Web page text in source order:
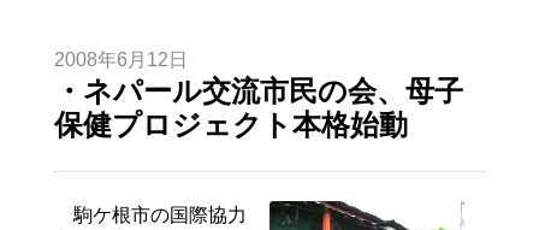
2008年6月12日
・ネパール交流市民の会、母子
保健プロジェクト本格始動
駒ケ根市の国際協力